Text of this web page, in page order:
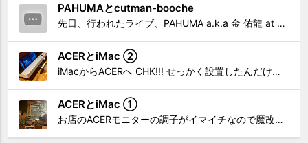
PAHUMAとcutman-booche
先日、行われたライブ、PAHUMA a.k.a 金 佑龍 at PONY'STOYから〜 cutman-booche時代の楽曲「立ち上がれ」を映像化させてもらいました。 茅ヶ崎の名店 FROGGIES〜さんで ウリョンはマンススリー・ライブを行っています！ そのライブでウ...
ACERとiMac ②
iMacからACERへ CHK!!! せっかく設置したんだけど〜 画面が真っ暗じゃしょうがないわな。 元のACERモニターを再度、設置🔥 画面のチラツキ、乱れなど不具合、多めですが 見れないより良い。 iMacへ繋いだ時、疑問があった。 せっかくの解像度を生かしてないこと。 2...
ACERとiMac ①
お店のACERモニターの調子がイマイチなので魔改造したiMacと入れ替え 外は豪雨、何処へも行かない火曜。 コツコツ作業スタートです!!! CHK!!! 何年かぶりにモニターを降ろした。 配線がぐちゃぐちゃ😂 要らないケーブルなど、使っていない部材などなど片付けて、拭き掃除w。...